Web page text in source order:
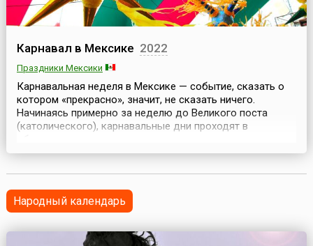
Карнавал в Мексике 2022
Праздники Мексики
Карнавальная неделя в Мексике — событие, сказать о
котором «прекрасно», значит, не сказать ничего.
Начинаясь примерно за неделю до Великого поста
(католического), карнавальные дни проходят в
несмолкающей музыки, танцев и фейерверков. Многие
карнав...
Народный календарь